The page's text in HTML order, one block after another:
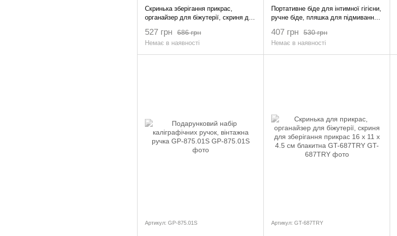
Скринька зберігання прикрас,
органайзер для біжутерії, скриня для
03.04pink
686 грн
527 грн
Немає в наявності
Портативне біде для інтимної гігієни,
ручне біде, пляшка для підмивання,
530 грн
407 грн
Немає в наявності
Артикул: GP-875.01S Артикул: GT-687TRY